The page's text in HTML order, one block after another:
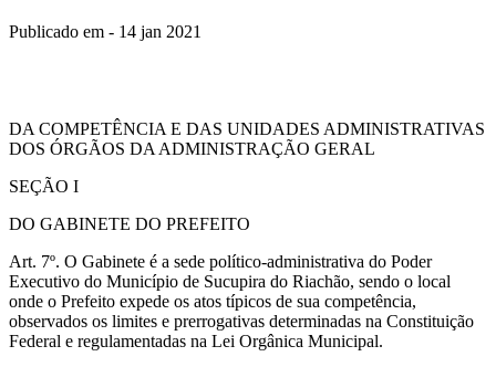
Publicado em - 14 jan 2021
DA COMPETÊNCIA E DAS UNIDADES ADMINISTRATIVAS
DOS ÓRGÃOS DA ADMINISTRAÇÃO GERAL
SEÇÃO I
DO GABINETE DO PREFEITO
Art. 7º. O Gabinete é a sede político-administrativa do Poder
Executivo do Município de Sucupira do Riachão, sendo o local
onde o Prefeito expede os atos típicos de sua competência,
observados os limites e prerrogativas determinadas na Constituição
Federal e regulamentadas na Lei Orgânica Municipal.